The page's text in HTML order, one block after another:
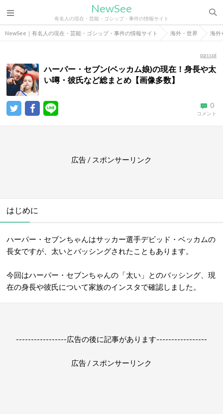
NewSee
有名人の現在・芸能・ゴシップ・事件の情報サイト
NewSee｜有名人の現在・芸能・ゴシップ・事件の情報サイト 海外・世界 海外
passpi
ハーパー・セブン(ベッカム娘)の現在！身長や太
い噂・彼氏など総まとめ【画像多数】
0
コメント
広告 / スポンサーリンク
はじめに
ハーパー・セブンちゃんはサッカー選手デビッド・ベッカムの
長女ですが、太いとバッシングされたこともあります。
今回はハーパー・セブンちゃんの「太い」とのバッシング、現
在の身長や彼氏について家族のインスタで確認しました。
-----------------広告の後に記事があります-----------------
広告 / スポンサーリンク